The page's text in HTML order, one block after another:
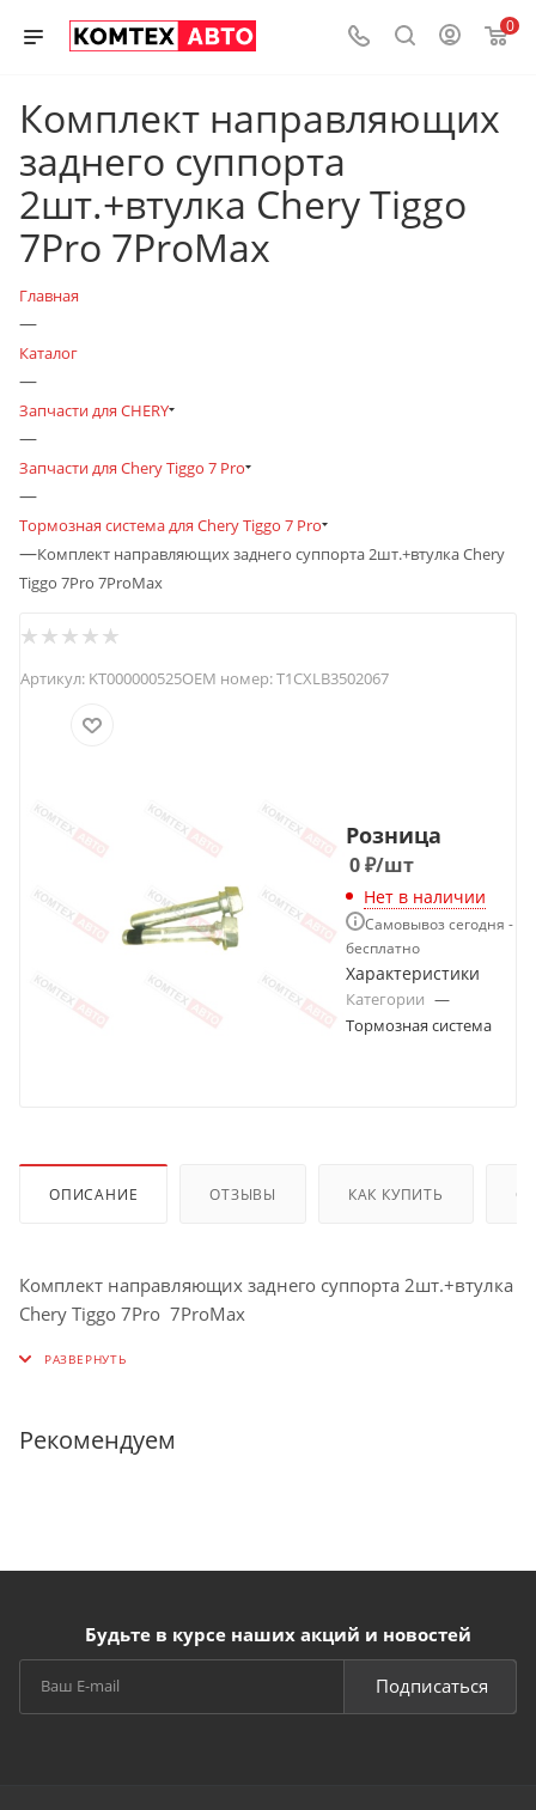
0
Комплект направляющих
заднего суппорта
2шт.+втулка Chery Tiggo
7Pro 7ProMax
Главная
—
Каталог
—
Запчасти для CHERY
—
Запчасти для Chery Tiggo 7 Pro
—
Тормозная система для Chery Tiggo 7 Pro
—Комплект направляющих заднего суппорта 2шт.+втулка Chery
Tiggo 7Pro 7ProMax
Артикул: KT000000525OEM номер:T1CXLB3502067
Розница
0₽/шт
Нет в наличии
Самовывоз сегодня -
бесплатно
Характеристики
Категории —
Тормозная система
ОПИСАНИЕ ОТЗЫВЫ КАК КУПИТЬ
Комплект направляющих заднего суппорта 2шт.+втулка
Chery Tiggo 7Pro 7ProMax
Рекомендуем
Будьте в курсе наших акций и новостей
Подписаться